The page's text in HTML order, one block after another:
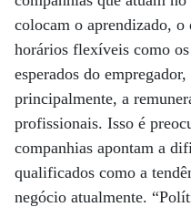
colocam o aprendizado, o
horários flexíveis como
esperados do
principalmente, a
profissionais. Isso é
companhias apontam a
qualificados como a
negócio atualmente.